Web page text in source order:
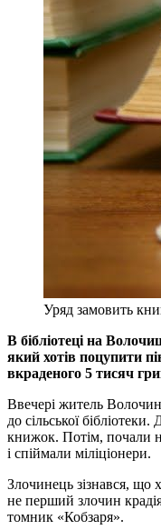
Уряд замовить
В бібліотеці на
який хотів поцупити
вкраденого 5 тисяч
Ввечері житель
до сільської
книжок. Потім, почали
і спіймали міліціонери.
Злочинець зізнався, що
не перший злочин
томник «Кобзаря».